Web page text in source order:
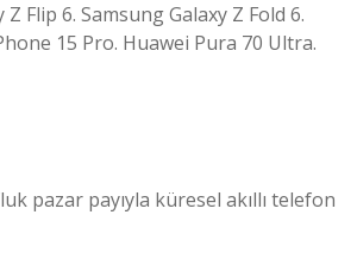
Flip 6. Samsung Galaxy Z Fold 6.
15 Pro. Huawei Pura 70 Ultra.
pazar payıyla küresel akıllı telefon